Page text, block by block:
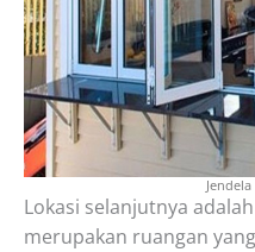
Lokasi selanjutnya
merupakan ruangan